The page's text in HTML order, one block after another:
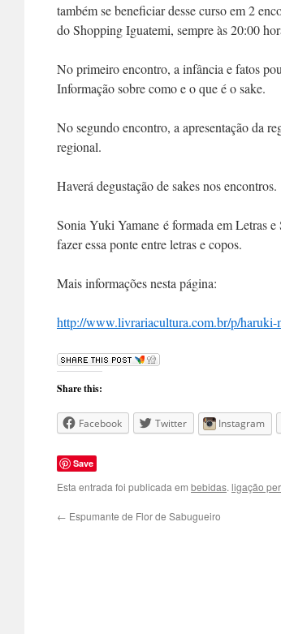
também se beneficiar desse curso em 2
do Shopping Iguatemi, sempre às 20:00
No primeiro encontro, a infância e fatos
Informação sobre como e o que é o sake.
No segundo encontro, a apresentação da
regional.
Haverá degustação de sakes nos encontros.
Sonia Yuki Yamane é formada em Letras
fazer essa ponte entre letras e copos.
Mais informações nesta página:
http://www.livrariacultura.com.br/p/haruki-
Share this:
Facebook Twitter Instagram
Save
Esta entrada foi publicada em bebidas. ligação
← Espumante de Flor de Sabugueiro